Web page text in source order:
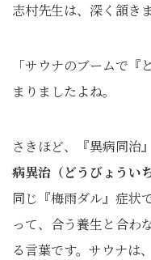
志村先生は、深く頷き
「サウナのブームで
まりましたよね。
さきほど、『異病同治
病異治（どうびょういち
同じ『梅雨ダル』症状
って、合う養生と合わ
る言葉です。サウナは